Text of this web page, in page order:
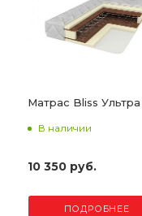
Матрас Bliss Ультра
В наличии
10 350 руб.
ПОДРОБНЕЕ